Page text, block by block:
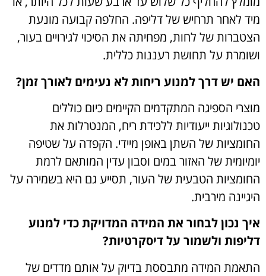
מיד לאחר תרחיש של דליפה. החלפה קבועה מונעת
הצטברות של לחות, מפחיתה את הסיכוי לגירויים בעור,
ושומרת על תחושת רעננות כללית.
האם יש דרך למנוע ריחות לא נעימים לאורך זמן?
מוצרי הספיגה המתקדמים הקיימים כיום כוללים
טכנולוגיות ייעודיות ללכידת ריח, המנטרלות את
החומציות של השתן באופן מיידי. הקפדה על שטיפה
יומיומית של האזור במים וסבון עדין המותאם לרמת
החומציות הטבעית של העור, תסייע גם היא בשמירה על
היגיינה מירבית.
איך נכון לבחור את המידה המדויקת כדי למנוע
דליפות ולשמור על דיסקרטיות?
התאמת המידה מתבססת בדיוק על אותם מדדים של